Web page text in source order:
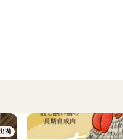
います。
い。
荷